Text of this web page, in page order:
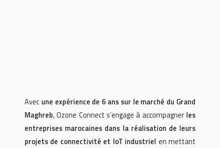
Avec une expérience de 6 ans sur le marché du Grand
Maghreb, Ozone Connect s’engage à accompagner les
entreprises marocaines dans la réalisation de leurs
projets de connectivité et IoT industriel en mettant